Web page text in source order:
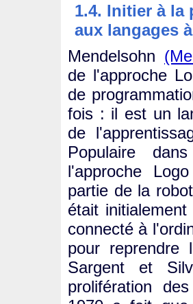
1.4. Initier à la
aux langages
Mendelsohn
de l'approche
de
fois : il est un
de
Populaire
l'approche
partie de la
était
connecté à
pour reprendre
Sargent et
prolifération